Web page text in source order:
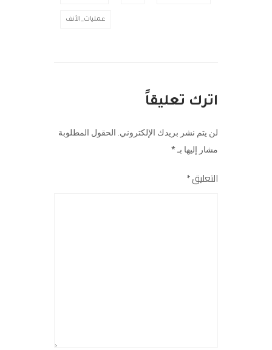
عمليات_الأنف
اترك تعليقاً
لن يتم نشر بريدك الإلكتروني. الحقول المطلوبة
مشار إليها بـ*
التعليق*